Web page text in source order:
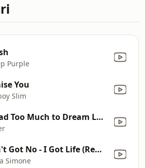
Purple
You
Slim
I Had Too Much to Dream Last Night
Ain't Got No - I Got Life (Remastered)
Simone